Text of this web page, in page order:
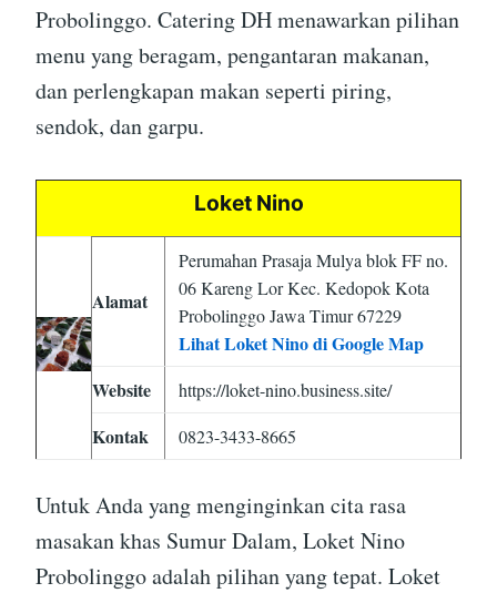
Probolinggo. Catering DH menawarkan pilihan
menu yang beragam, pengantaran makanan,
dan perlengkapan makan seperti piring,
sendok, dan garpu.
Loket Nino
Alamat
Perumahan Prasaja Mulya blok FF no.
06 Kareng Lor Kec. Kedopok Kota
Probolinggo Jawa Timur 67229
Lihat Loket Nino di Google Map
Website
https://loket-nino.business.site/
Kontak 0823-3433-8665
Untuk Anda yang menginginkan cita rasa
masakan khas Sumur Dalam, Loket Nino
Probolinggo adalah pilihan yang tepat. Loket